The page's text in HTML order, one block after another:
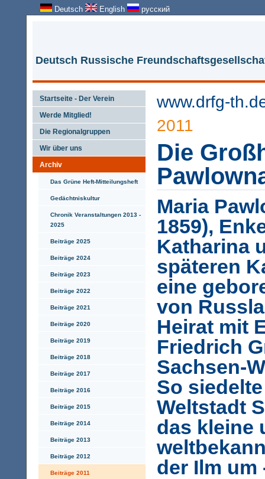
Deutsch English русский
Deutsch Russische
Startseite - Der Verein
Werde Mitglied!
Die Regionalgruppen
Wir über uns
Archiv
Das Grüne Heft-Mitteilungsheft
Gedächtniskultur
Chronik Veranstaltungen 2013 -
2025
Beiträge 2025
Beiträge 2024
Beiträge 2023
Beiträge 2022
Beiträge 2021
Beiträge 2020
Beiträge 2019
Beiträge 2018
Beiträge 2017
Beiträge 2016
Beiträge 2015
Beiträge 2014
Beiträge 2013
Beiträge 2012
Beiträge 2011
www.drfg-
2011
Die
Maria
1859),
Katharina
späteren
eine
von
Heirat mit
Friedrich
Sachsen-
So
Weltstadt
das kleine
der Ilm um